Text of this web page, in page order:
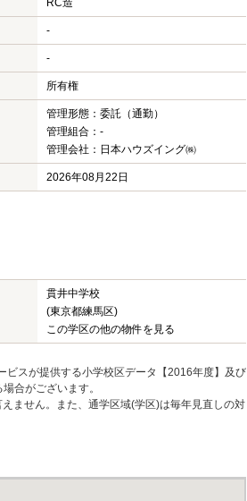
RC造
-
-
所有権
管理形態：委託（通勤）
管理組合：-
管理会社：日本ハウズイング㈱
2026年08月22日
貫井中学校
(東京都練馬区)
この学区の他の物件を見る
ビスが提供する小学校区データ【2016年度】及び
合がございます。
ません。また、通学区域(学区)は毎年見直しの対